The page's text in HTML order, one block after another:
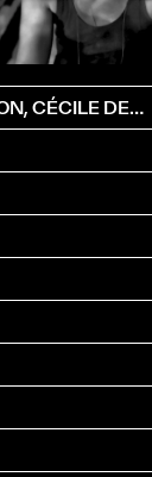
ISABELLE SCHNÖLLER, FLORIAN LAURIDON, CÉCILE DENEAU